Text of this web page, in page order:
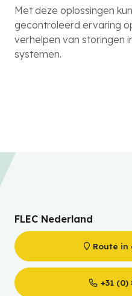
Met deze oplossingen
gecontroleerd ervaring
verhelpen van storingen
systemen.
FLEC Nederland
Route in
+31 (0)